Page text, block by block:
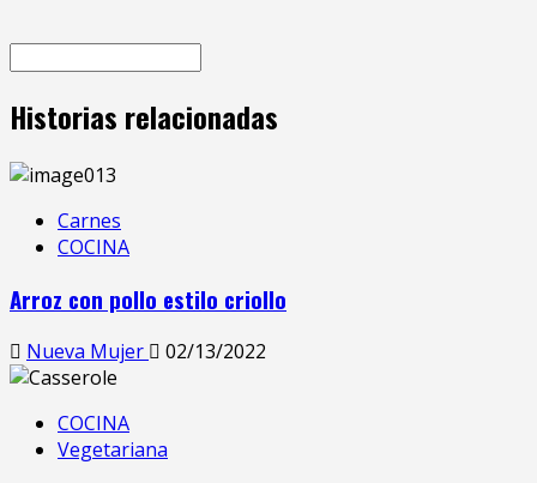
Historias relacionadas
Carnes
COCINA
Arroz con pollo estilo criollo
Nueva Mujer 02/13/2022
COCINA
Vegetariana